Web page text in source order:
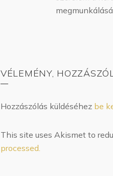
VÉLEMÉNY,
Hozzászólás küldéséhez be
This site uses Akismet to
processed.